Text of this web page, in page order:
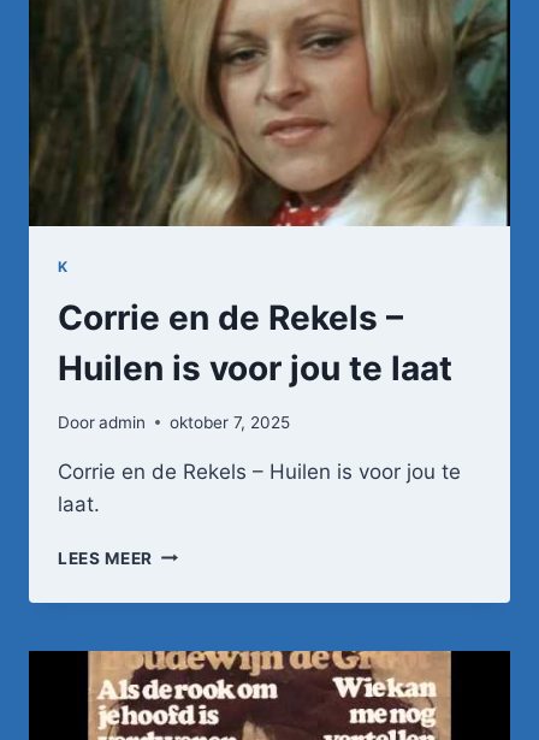
K
Corrie en de Rekels –
Huilen is voor jou te laat
Dooradmin oktober 7, 2025
Corrie en de Rekels – Huilen is voor jou te
laat.
LEES MEER CORRIE
DE
–
HUILEN
IS
VOOR